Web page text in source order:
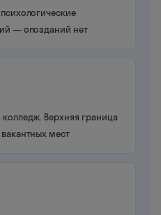
— опозданий нет
колледж. Верхняя граница
мест